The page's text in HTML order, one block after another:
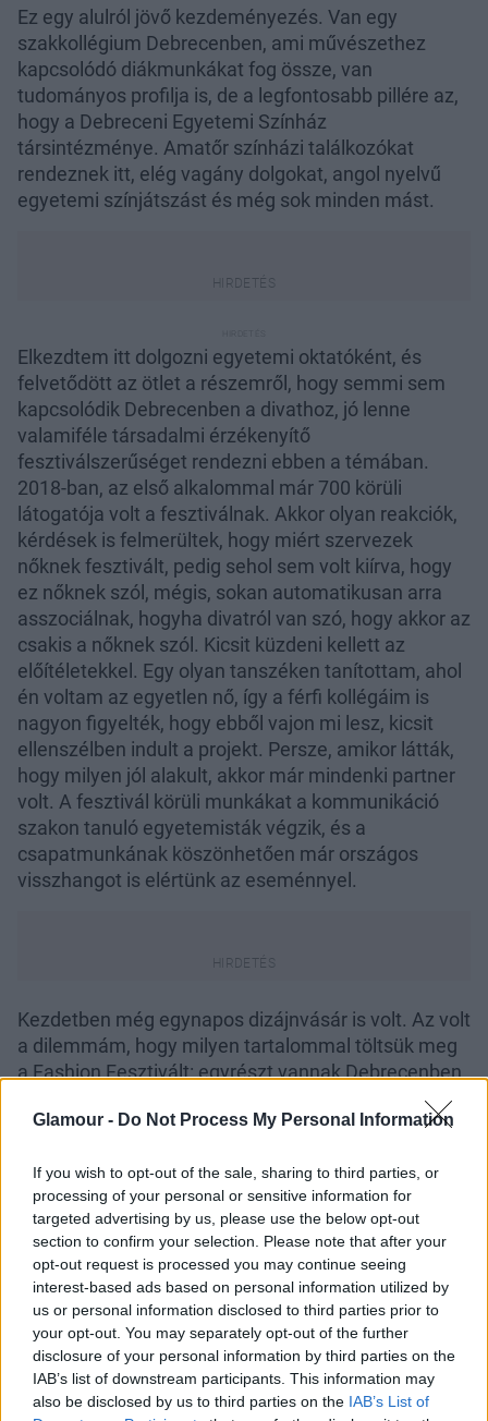
Glamour - Do Not Process My Personal Information
If you wish to opt-out of the sale, sharing to third parties, or
processing of your personal or sensitive information for
targeted advertising by us, please use the below opt-out
section to confirm your selection. Please note that after your
opt-out request is processed you may continue seeing
interest-based ads based on personal information utilized by
us or personal information disclosed to third parties prior to
your opt-out. You may separately opt-out of the further
disclosure of your personal information by third parties on the
IAB’s list of downstream participants. This information may
also be disclosed by us to third parties on the IAB’s List of
Ez egy alulról jövő kezdeményezés. Van egy
szakkollégium Debrecenben, ami művészethez
kapcsolódó diákmunkákat fog össze, van
tudományos profilja is, de a legfontosabb pillére az,
hogy a Debreceni Egyetemi Színház
társintézménye. Amatőr színházi találkozókat
rendeznek itt, elég vagány dolgokat, angol nyelvű
egyetemi színjátszást és még sok minden mást.
Elkezdtem itt dolgozni egyetemi oktatóként, és
felvetődött az ötlet a részemről, hogy semmi sem
kapcsolódik Debrecenben a divathoz, jó lenne
valamiféle társadalmi érzékenyítő
fesztiválszerűséget rendezni ebben a témában.
2018-ban, az első alkalommal már 700 körüli
látogatója volt a fesztiválnak. Akkor olyan reakciók,
kérdések is felmerültek, hogy miért szervezek
nőknek fesztivált, pedig sehol sem volt kiírva, hogy
ez nőknek szól, mégis, sokan automatikusan arra
asszociálnak, hogyha divatról van szó, hogy akkor az
csakis a nőknek szól. Kicsit küzdeni kellett az
előítéletekkel. Egy olyan tanszéken tanítottam, ahol
én voltam az egyetlen nő, így a férfi kollégáim is
nagyon figyelték, hogy ebből vajon mi lesz, kicsit
ellenszélben indult a projekt. Persze, amikor látták,
hogy milyen jól alakult, akkor már mindenki partner
volt. A fesztivál körüli munkákat a kommunikáció
szakon tanuló egyetemisták végzik, és a
csapatmunkának köszönhetően már országos
visszhangot is elértünk az eseménnyel.
Kezdetben még egynapos dizájnvásár is volt. Az volt
a dilemmám, hogy milyen tartalommal töltsük meg
a Fashion Fesztivált: egyrészt vannak Debrecenben
dizájnerek, őket bevontuk, de az ország különböző
területeiről is érkeztek a tervezők. Az elképzelésem
program, ami a tudományhoz kapcsolódik, és legyen
jelen a divat kereskedelmi oldala is. Még pályázatot
is kiírtunk divatfilm készítésére, amit nagy
kivetítőkön mutattak a Fórum Debrecen
Bevásárlóközpontban, és bemutattuk őket egy
filmesten is. Idén, a helyzetre való tekintettel az
esemény még marad az online térben. A
tudományos kerekasztal, ami eddig minden évben
volt átalakul egyPhD-s konferenciává, az előadások
közül zsűri választja majd ki a nyertest.Emellett